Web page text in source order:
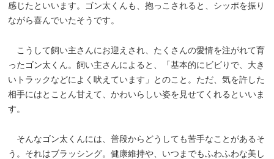
感じたといいます。ゴン太くんも、抱っこされると、シッポを振り
ながら喜んでいたそうです。
こうして飼い主さんにお迎えされ、たくさんの愛情を注がれて育
ったゴン太くん。飼い主さんによると、「基本的にビビりで、大き
いトラックなどによく吠えています」とのこと。ただ、気を許した
相手にはとことん甘えて、かわいらしい姿を見せてくれるといいま
す。
そんなゴン太くんには、普段からどうしても苦手なことがあるそ
う。それはブラッシング。健康維持や、いつまでもふわふわな美し